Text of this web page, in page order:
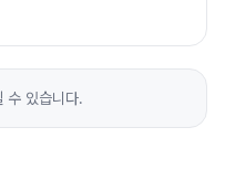
수 있습니다.